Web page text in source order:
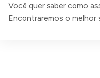
Você quer saber como
Encontraremos o melhor